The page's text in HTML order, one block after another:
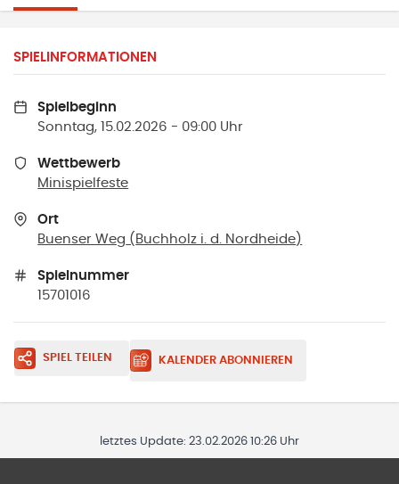
SPIELINFORMATIONEN
Spielbeginn
Sonntag, 15.02.2026 - 09:00 Uhr
Wettbewerb
Minispielfeste
Ort
Buenser Weg ( Buchholz i. d. Nordheide )
Spielnummer
15701016
SPIEL TEILEN KALENDER ABONNIEREN
letztes Update: 23.02.2026 10:26 Uhr